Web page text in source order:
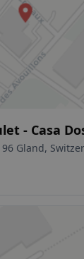
- Casa
Gland,